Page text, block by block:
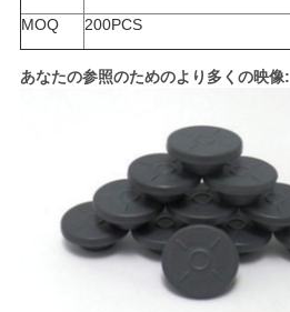
合
PRIVACY
POLICY
MOQ
200PCS
あなたの参照のためのより多くの映像: